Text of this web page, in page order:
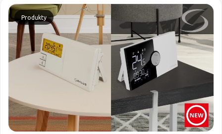
Produkty